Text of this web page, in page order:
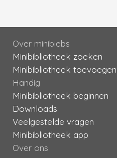
Over minibiebs
Minibibliotheek zoeken
Minibibliotheek toevoegen
Handig
Minibibliotheek beginnen
Downloads
Veelgestelde vragen
Minibibliotheek app
Over ons